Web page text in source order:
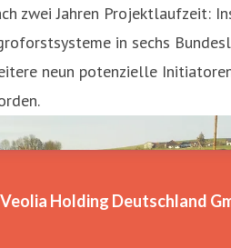
zwei Jahren Projektlaufzeit:
in sechs
neun potenzielle
Veolia Holding Deutschland